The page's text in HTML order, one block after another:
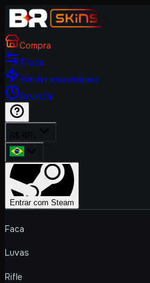
Compra
Troca
Vender instantâneo
Anunciar
R$ BRL
Entrar com Steam
Faca
Luvas
Rifle